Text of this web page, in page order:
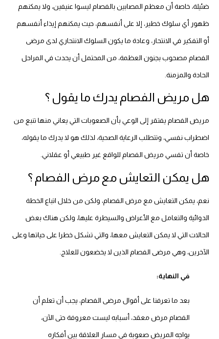
ضئيلة، خاصة أن معظم المصابين بالفصام ليسوا عنيفين، ولا يمكنهم
ظهور أي سلوك خطير، إلا على أنفسهم، حيث يمكنهم إيذاء أنفسهم
أو التفكير في الانتحار، وعادة ما يكون السلوك الانتحاري لدى مرضى
الفصام مصحوب بجنون العظمة، من المحتمل أن يحدث في المراحل
الحادة والمزمنة.
هل مريض الفصام يدرك ما يقول ؟
مريض الفصام يفتقر إلى الوعي بأن الصعوبات التي يعاني منها تنبع من
اضطراب نفسي، وتتطلب الرعاية الصحية، لذلك هو لا يدرك ما يقوله،
خاصة أن تفسي مريض الفصام للواقع غير طبيعي أو عقلاني.
هل يمكن التعايش مع مرض الفصام ؟
نعم، يمكن التعايش مع مرض الفصام، ولكن من خلال اتباع الخطة
الدوائية والتعامل مع الأعراض والسيطرة عليها، ولكن هناك بعض
الحالات التي لا يمكن التعايش معها، والتي تشكل خطرا على حياتها وعلى
الآخرين، وهي مرضى الفصام الذين لا يخضعون للعلاج.
في النهاية:
بعد ما تعرفنا على أقوال مرضى الفصام، يجب أن تعلم أن
الفصام مرض معقد، أسبابه ليست معروفة حتى الآن،
يواجه المريض صعوبة في مسار العلاقة بين أفكاره